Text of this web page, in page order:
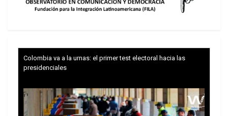
Colombia va a la urnas: el primer test electoral hacia las
presidenciales